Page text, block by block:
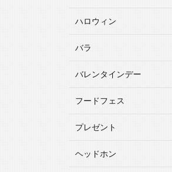
ハロウィン
バラ
バレンタインデー
フードフェス
プレゼント
ヘッドホン